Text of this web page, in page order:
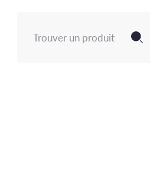
Rechercher :